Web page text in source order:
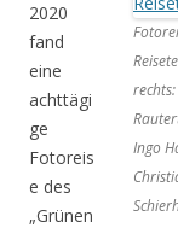
Ingo
2020
fand
eine
achttägi
ge
Fotoreis
e des
„Grünen